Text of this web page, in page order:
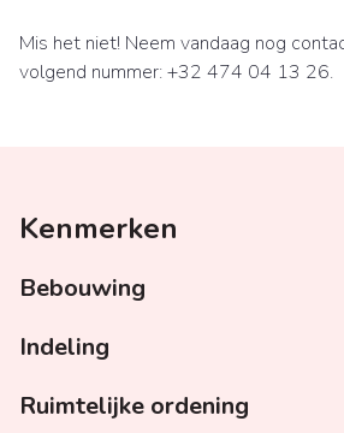
Mis het niet! Neem vandaag nog
volgend nummer: +32 474 04 13 26.
Kenmerken
Bebouwing
Indeling
Ruimtelijke ordening